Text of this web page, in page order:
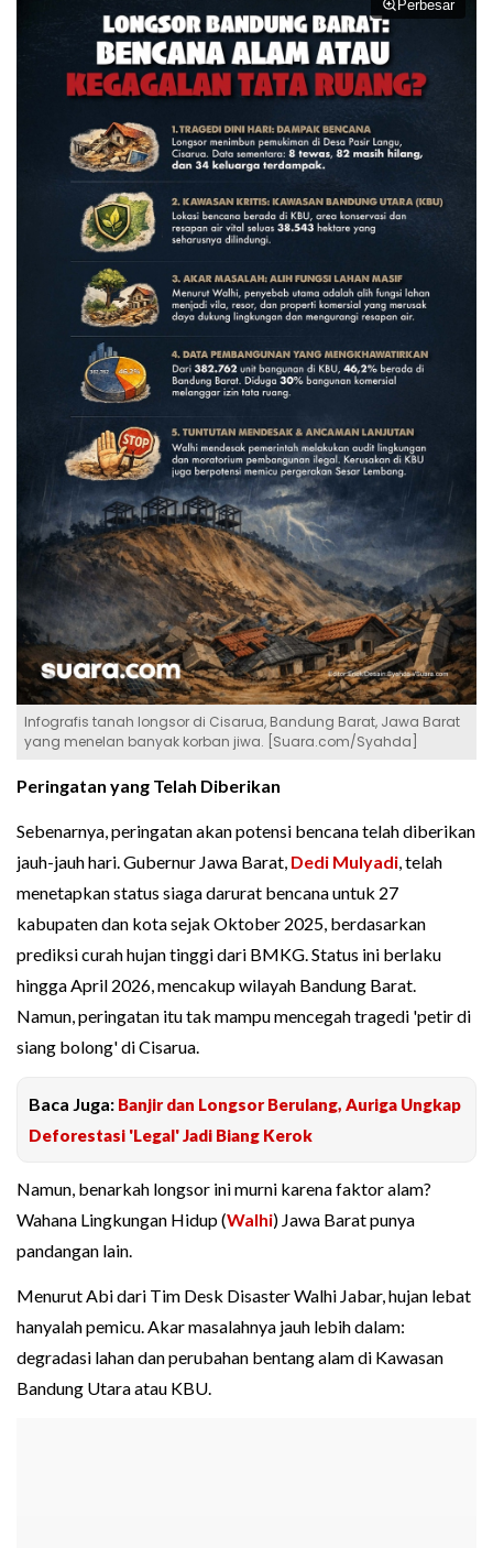
Perbesar
Infografis tanah longsor di Cisarua, Bandung Barat, Jawa Barat
yang menelan banyak korban jiwa. [Suara.com/Syahda]
Peringatan yang Telah Diberikan
Sebenarnya, peringatan akan potensi bencana telah diberikan
jauh-jauh hari. Gubernur Jawa Barat, Dedi Mulyadi , telah
menetapkan status siaga darurat bencana untuk 27
kabupaten dan kota sejak Oktober 2025, berdasarkan
prediksi curah hujan tinggi dari BMKG. Status ini berlaku
hingga April 2026, mencakup wilayah Bandung Barat.
Namun, peringatan itu tak mampu mencegah tragedi 'petir di
siang bolong' di Cisarua.
Baca Juga: Banjir dan Longsor Berulang, Auriga Ungkap
Deforestasi 'Legal' Jadi Biang Kerok
Namun, benarkah longsor ini murni karena faktor alam?
Wahana Lingkungan Hidup (Walhi) Jawa Barat punya
pandangan lain.
Menurut Abi dari Tim Desk Disaster Walhi Jabar, hujan lebat
hanyalah pemicu. Akar masalahnya jauh lebih dalam:
degradasi lahan dan perubahan bentang alam di Kawasan
Bandung Utara atau KBU.